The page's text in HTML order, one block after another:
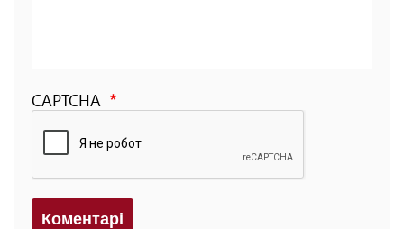
CAPTCHA
Коментарi